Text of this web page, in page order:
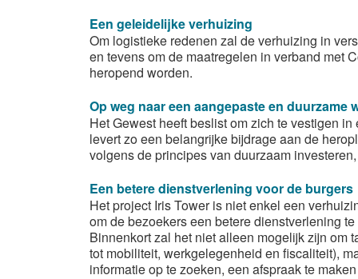
Een geleidelijke verhuizing
Om logistieke redenen zal de verhuizing in
en tevens om de maatregelen in verband met
heropend worden.
Op weg naar een aangepaste en duurzame
Het Gewest heeft beslist om zich te vestigen
levert zo een belangrijke bijdrage aan de
volgens de principes van duurzaam
Een betere dienstverlening voor de burgers
Het project Iris Tower is niet enkel een
om de bezoekers een betere dienstverlening
Binnenkort zal het niet alleen mogelijk zijn om
tot mobiliteit, werkgelegenheid en fiscaliteit),
informatie op te zoeken, een afspraak te